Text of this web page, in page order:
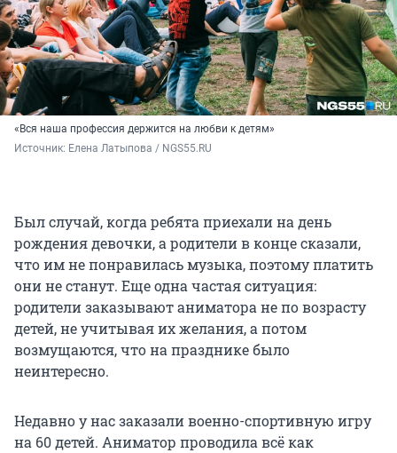
«Вся наша профессия держится на любви к детям»
Источник: Елена Латыпова / NGS55.RU
Был случай, когда ребята приехали на день
рождения девочки, а родители в конце сказали,
что им не понравилась музыка, поэтому платить
они не станут. Еще одна частая ситуация:
родители заказывают аниматора не по возрасту
детей, не учитывая их желания, а потом
возмущаются, что на празднике было
неинтересно.
Недавно у нас заказали военно-спортивную игру
на 60 детей. Аниматор проводила всё как